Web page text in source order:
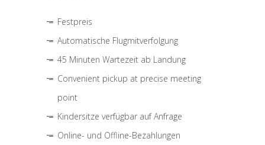
Festpreis
Automatische Flugmitverfolgung
45 Minuten Wartezeit ab Landung
Convenient pickup at precise meeting
point
Kindersitze verfügbar auf Anfrage
Online- und Offline-Bezahlungen